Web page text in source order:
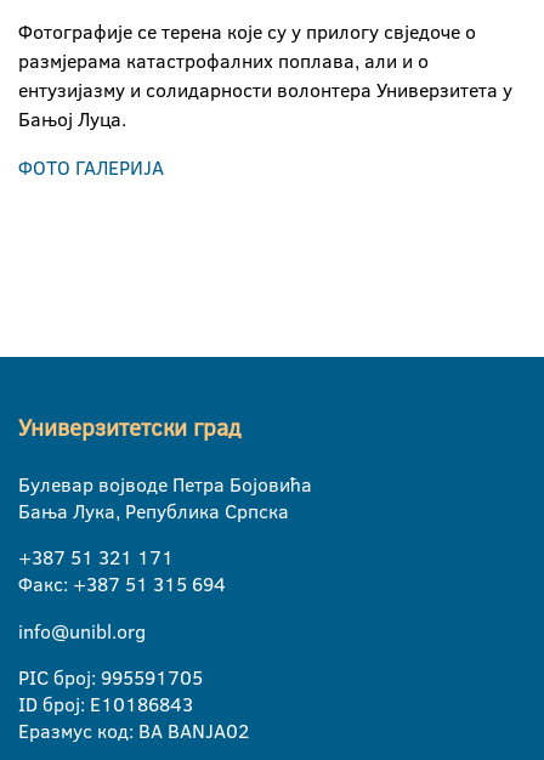
Фотографије се терена које су у прилогу свједоче о
размјерама катастрофалних поплава, али и о
ентузијазму и солидарности волонтера Универзитета у
Бањој Луца.
ФОТО ГАЛЕРИЈА
Универзитетски град
Булевар војводе Петра Бојовића
Бања Лука, Република Српска
+387 51 321 171
Факс: +387 51 315 694
info@unibl.org
PIC број: 995591705
ID број: E10186843
Еразмус код: BA BANJA02